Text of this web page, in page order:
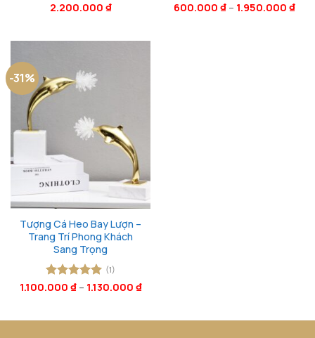
Được xếp
2.200.000 ₫
Được xếp
600.000 ₫ – 1.950.000 ₫
-31%
Tượng Cá Heo Bay Lượn –
Trang Trí Phong Khách
Sang Trọng
Được xếp
(1)
1.100.000 ₫– 1.130.000 ₫